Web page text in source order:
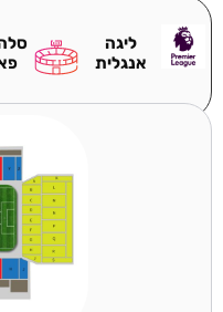
ליגה
אנגלית